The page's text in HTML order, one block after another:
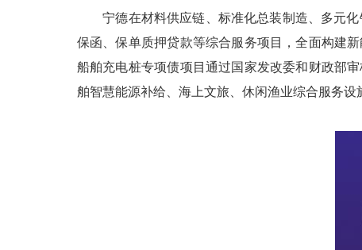
宁德在材料供应链、标准化总装制造、多元化
保函、保单质押贷款等综合服务项目，全面构建
船舶充电桩专项债项目通过国家发改委和财政部
舶智慧能源补给、海上文旅、休闲渔业综合服务设